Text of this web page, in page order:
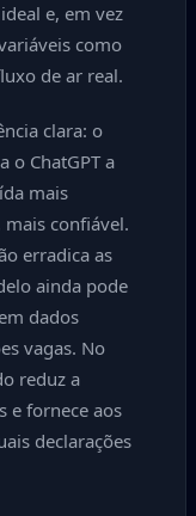
e, em vez
como
de ar real.
clara: o
ChatGPT a
mais
confiável.
erradica as
ainda pode
dados
vagas. No
reduz a
e fornece aos
declarações